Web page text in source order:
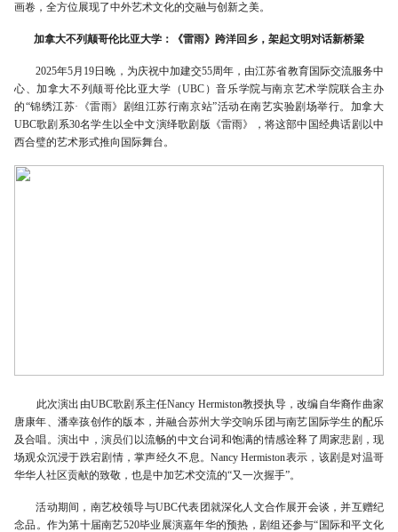
画卷，全方位展现了中外艺术文化的交融与创新之美。
加拿大不列颠哥伦比亚大学：《雷雨》跨洋回乡，架起文明对话新桥梁‌‌
2025年5月19日晚，为庆祝中加建交55周年，由江苏省教育国际交流服务中
心、加拿大不列颠哥伦比亚大学（UBC）音乐学院与南京艺术学院联合主办
的“锦绣江苏·《雷雨》剧组江苏行南京站”活动在南艺实验剧场举行。加拿大
UBC歌剧系30名学生以全中文演绎歌剧版《雷雨》，将这部中国经典话剧以中
西合璧的艺术形式推向国际舞台。
此次演出由UBC歌剧系主任Nancy Hermiston教授执导，改编自华裔作曲家
唐康年、潘幸孩创作的版本，并融合苏州大学交响乐团与南艺国际学生的配乐
及合唱。演出中，演员们以流畅的中文台词和饱满的情感诠释了周家悲剧，现
场观众沉浸于跌宕剧情，掌声经久不息。Nancy Hermiston表示，该剧是对温哥
华华人社区贡献的致敬，也是中加艺术交流的“又一次握手”。
活动期间，南艺校领导与UBC代表团就深化人文合作展开会谈，并互赠纪
念品。作为第十届南艺520毕业展演嘉年华的预热，剧组还参与“国际和平文化